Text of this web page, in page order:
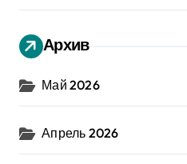
Архив
Май 2026
Апрель 2026